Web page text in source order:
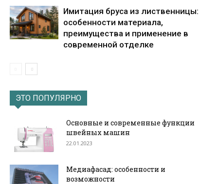
Имитация бруса из лиственницы:
особенности материала,
преимущества и применение в
современной отделке
ЭТО ПОПУЛЯРНО
Основные и современные функции
швейных машин
22.01.2023
Медиафасад: особенности и
возможности